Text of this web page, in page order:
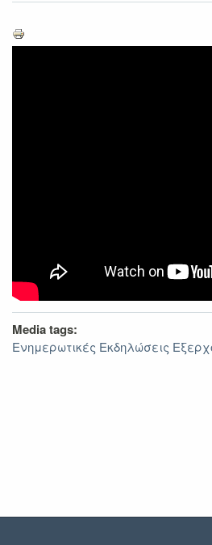
Media tags:
Ενημερωτικές Εκδηλώσεις